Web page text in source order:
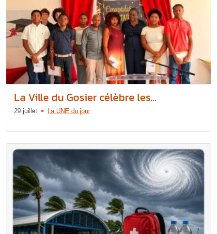
La Ville du Gosier célèbre les...
29 juillet La UNE du jour